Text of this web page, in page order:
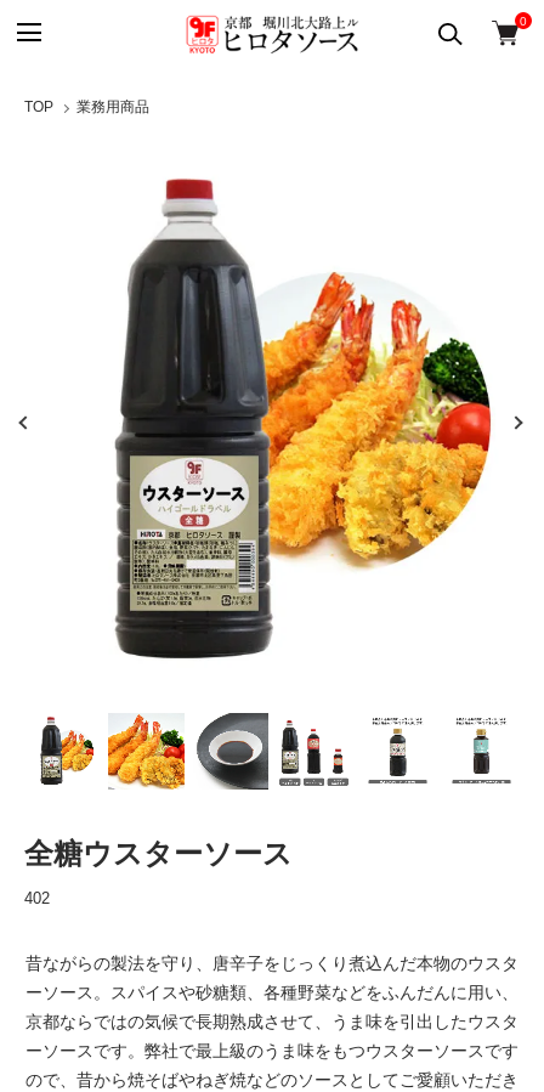
0
TOP 業務用商品
全糖ウスターソース
402
昔ながらの製法を守り、唐辛子をじっくり煮込んだ本物のウスタ
ーソース。スパイスや砂糖類、各種野菜などをふんだんに用い、
京都ならではの気候で長期熟成させて、うま味を引出したウスタ
ーソースです。弊社で最上級のうま味をもつウスターソースです
ので、昔から焼そばやねぎ焼などのソースとしてご愛顧いただき